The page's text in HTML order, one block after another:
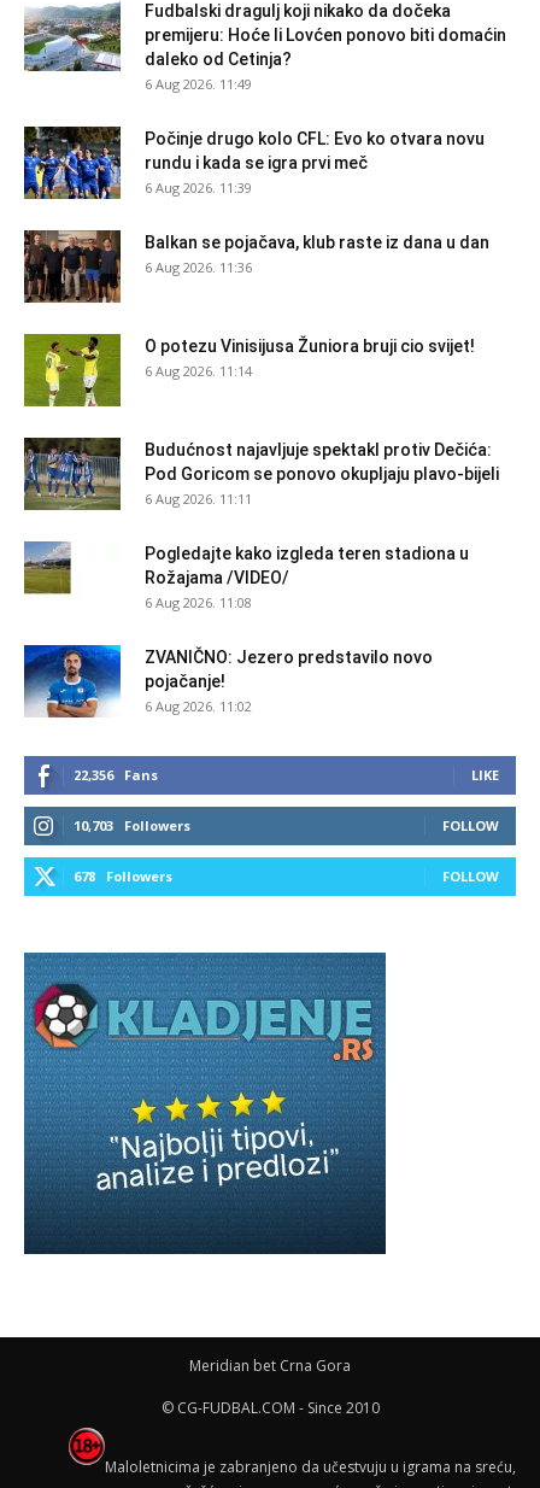
Fudbalski dragulj koji nikako da dočeka
premijeru: Hoće li Lovćen ponovo biti domaćin
daleko od Cetinja?
6 Aug 2026. 11:49
Počinje drugo kolo CFL: Evo ko otvara novu
rundu i kada se igra prvi meč
6 Aug 2026. 11:39
Balkan se pojačava, klub raste iz dana u dan
6 Aug 2026. 11:36
O potezu Vinisijusa Žuniora bruji cio svijet!
6 Aug 2026. 11:14
Budućnost najavljuje spektakl protiv Dečića:
Pod Goricom se ponovo okupljaju plavo-bijeli
6 Aug 2026. 11:11
Pogledajte kako izgleda teren stadiona u
Rožajama /VIDEO/
6 Aug 2026. 11:08
ZVANIČNO: Jezero predstavilo novo
pojačanje!
6 Aug 2026. 11:02
22,356 Fans LIKE
10,703 Followers FOLLOW
678 Followers FOLLOW
Meridian bet Crna Gora
© CG-FUDBAL.COM - Since 2010
Maloletnicima je zabranjeno da učestvuju u igrama na sreću,